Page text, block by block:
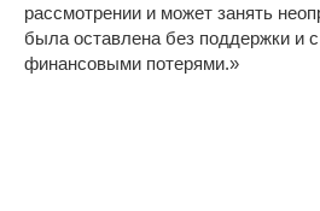
рассмотрении и может занять
была оставлена без поддержки и
финансовыми потерями.»